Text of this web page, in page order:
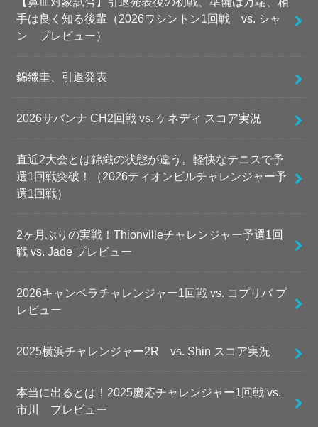
手は良く知る後輩（2026ワシントン1回戦 vs. シャ
ン プレビュー）
錦織圭、引退発表
2026サバンナ CH2回戦 vs. ケネディ スコア実況
直近2大会とは錦織の状態が違う。軽快なテニスで予
選1回戦突破！（2026ティオンビルチャレンジャー予
選1回戦）
2ヶ月ぶりの実戦！Thionvilleチャレンジャー予選1回
戦 vs. Jade プレビュー
2026キャンベラチャレンジャー1回戦 vs. コプリバ プ
レビュー
2025横浜チャレンジャー2R vs. Shin スコア実況
本当に出るとは！2025慶応チャレンジャー1回戦 vs.
市川 プレビュー